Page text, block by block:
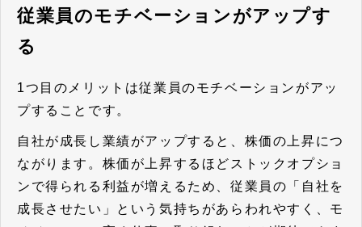
従業員のモチベーションがアップす
る
1つ目のメリットは従業員のモチベーションがアッ
プすることです。
自社が成長し業績がアップすると、株価の上昇につ
ながります。株価が上昇するほどストックオプショ
ンで得られる利益が増えるため、従業員の「自社を
成長させたい」という気持ちがあらわれやすく、モ